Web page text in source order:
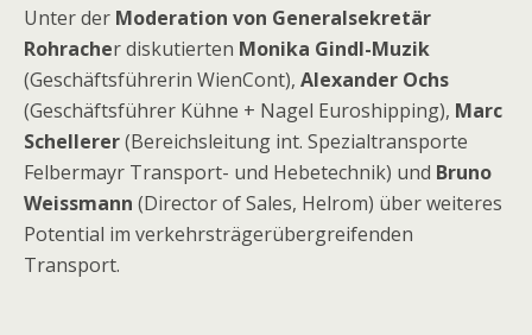
Unter der Moderation von Generalsekretär
Rohracher diskutierten Monika Gindl-Muzik
(Geschäftsführerin WienCont), Alexander Ochs
(Geschäftsführer Kühne + Nagel Euroshipping), Marc
Schellerer(Bereichsleitung int. Spezialtransporte
Felbermayr Transport- und Hebetechnik) und Bruno
Weissmann (Director of Sales, Helrom) über weiteres
Potential im verkehrsträgerübergreifenden
Transport.